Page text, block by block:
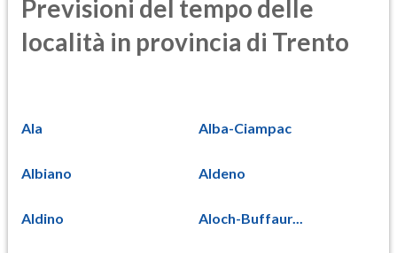
Previsioni del tempo delle
località in provincia di Trento
Ala Alba-Ciampac
Albiano Aldeno
Aldino Aloch-Buffaur...